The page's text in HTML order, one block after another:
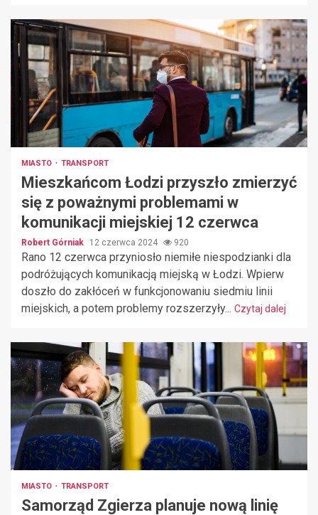
MIASTO TRANSPORT
Mieszkańcom Łodzi przyszło zmierzyć
się z poważnymi problemami w
komunikacji miejskiej 12 czerwca
Robert Górniak 12 czerwca 2024 920
Rano 12 czerwca przyniosło niemiłe niespodzianki dla
podróżujących komunikacją miejską w Łodzi. Wpierw
doszło do zakłóceń w funkcjonowaniu siedmiu linii
miejskich, a potem problemy rozszerzyły... Czytaj dalej
MIASTO TRANSPORT
Samorząd Zgierza planuje nową linię